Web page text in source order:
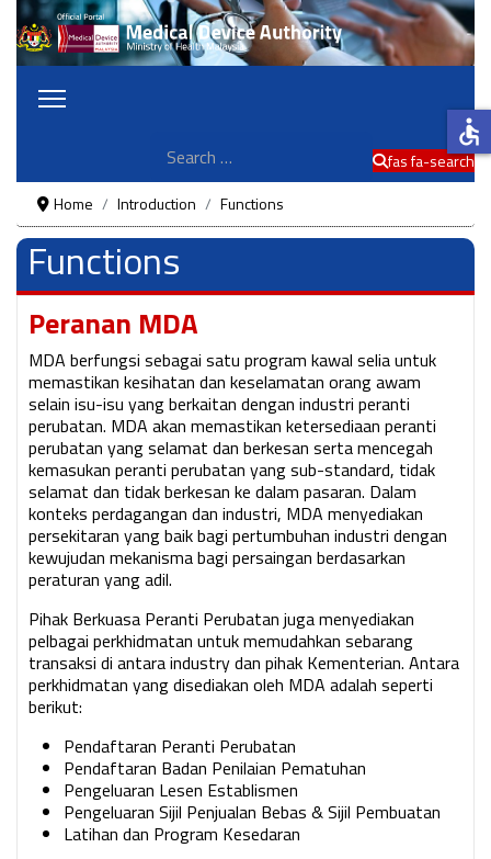
fas fa-search
Home
Introduction Functions
Functions
Peranan MDA
MDA berfungsi sebagai satu program kawal selia untuk
memastikan kesihatan dan keselamatan orang awam
selain isu-isu yang berkaitan dengan industri peranti
perubatan. MDA akan memastikan ketersediaan peranti
perubatan yang selamat dan berkesan serta mencegah
kemasukan peranti perubatan yang sub-standard, tidak
selamat dan tidak berkesan ke dalam pasaran. Dalam
konteks perdagangan dan industri, MDA menyediakan
persekitaran yang baik bagi pertumbuhan industri dengan
kewujudan mekanisma bagi persaingan berdasarkan
peraturan yang adil.
Pihak Berkuasa Peranti Perubatan juga menyediakan
pelbagai perkhidmatan untuk memudahkan sebarang
transaksi di antara industry dan pihak Kementerian. Antara
perkhidmatan yang disediakan oleh MDA adalah seperti
berikut:
Pendaftaran Peranti Perubatan
Pendaftaran Badan Penilaian Pematuhan
Pengeluaran Lesen Establismen
Pengeluaran Sijil Penjualan Bebas & Sijil Pembuatan
Latihan dan Program Kesedaran
accessible